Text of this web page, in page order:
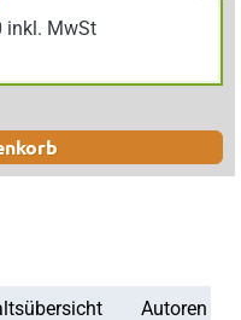
inkl. MwSt
Autoren